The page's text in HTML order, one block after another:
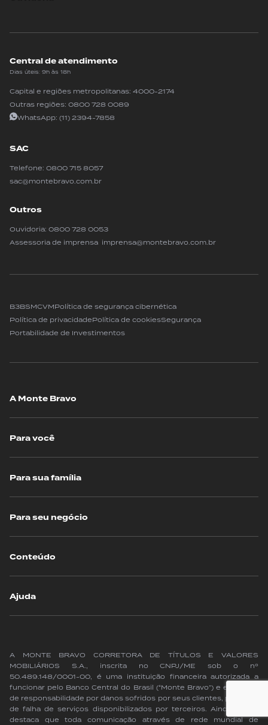
Central de atendimento
Dias úteis: 9h às 18h
Capital e regiões metropolitanas: 4000-2174
Outras regiões: 0800 728 0089
WhatsApp: (11) 2394-7858
SAC
Telefone: 0800 715 8057
sac@montebravo.com.br
Outros
Ouvidoria: 0800 728 0053
Assessoria de imprensa imprensa@montebravo.com.br
B3BSMCVMPolítica de segurança cibernética
Política de privacidadePolítica de cookiesSegurança
Portabilidade de Investimentos
A Monte Bravo
Para você
Para sua família
Para seu negócio
Conteúdo
Ajuda
A MONTE BRAVO CORRETORA DE TÍTULOS E VALORES
MOBILIÁRIOS S.A., inscrita no CNPJ/ME sob o nº
50.489.148/0001-00, é uma instituição financeira autorizada a
funcionar pelo Banco Central do Brasil (“Monte Bravo”) e exime-se
de responsabilidade por danos sofridos por seus clientes, por força
de falha de serviços disponibilizados por terceiros. Ainda assim,
destaca que toda comunicação através de rede mundial de